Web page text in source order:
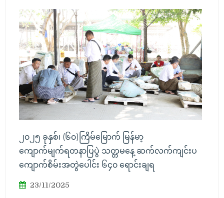
၂၀၂၅ ခုနှစ်၊ (၆၀)ကြိမ်မြောက် မြန်မာ့
ကျောက်မျက်ရတနာပြပွဲ သတ္တမနေ့ ဆက်လက်ကျင်းပ
ကျောက်စိမ်းအတွဲပေါင်း ၆၄၀ ရောင်းချရ
23/11/2025